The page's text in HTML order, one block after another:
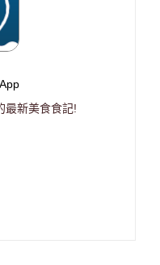
最新美食食記!